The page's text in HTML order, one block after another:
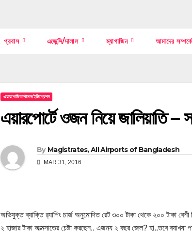
প্রবাস এজেন্সি/দালাল ম্যাগাজিন আমাদের সম্পর্কে
এয়ারপোর্ট/কাস্টমস/ইমিগ্রেশন
এয়ারপোর্টে ওজন নিয়ে জালিয়াতি –
By Magistrates, All Airports of Bangladesh
MAR 31, 2016
অভিযুক্ত ব্যাক্তি র‍্যাপিং চার্জ অনুমোদিত রেট ৩০০ টাকা থেকে ২০০ টাকা
২ হাজার টাকা আত্মসাতের চেষ্টা করছেন.. এজন্য ২ বছর জেল? হা..তবে